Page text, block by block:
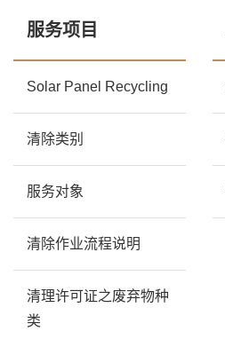
服务项目
Solar Panel Recycling
清除类别
服务对象
清除作业流程说明
清理许可证之废弃物种
类